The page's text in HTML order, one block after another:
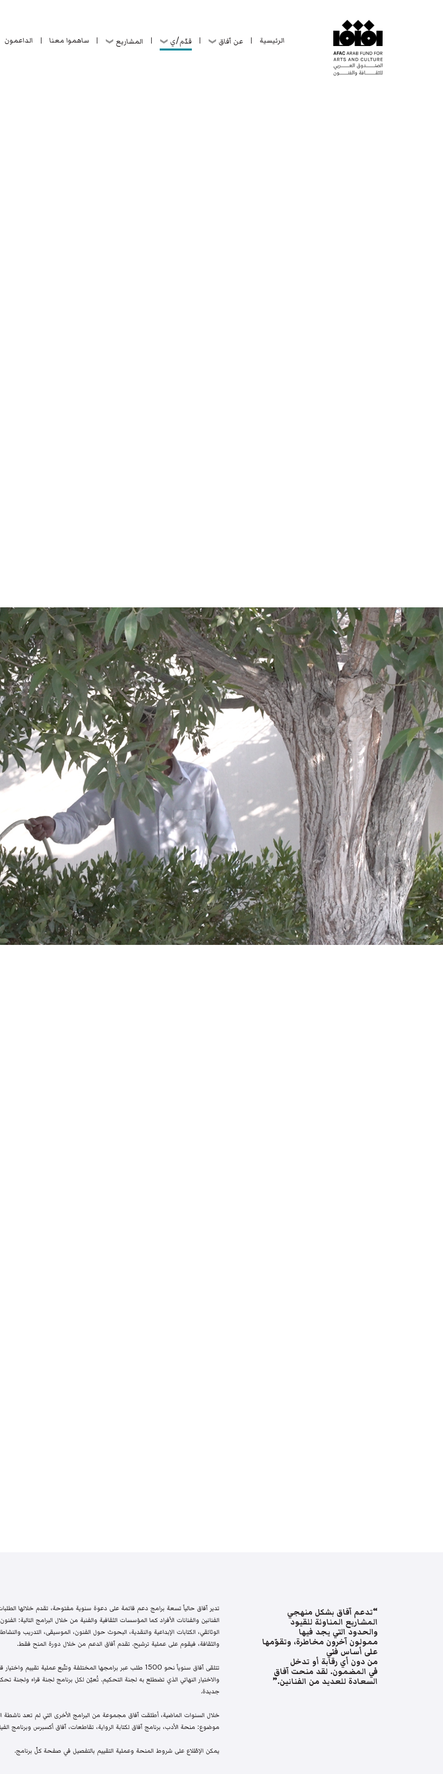
الرئيسية | عن آفاق | قدّم/ي | المشاريع | ساهموا معنا | الداعمون
“تدعم آفاق بشكل منهجي
المشاريع المناوئة للقيود
والحدود التي يجد فيها
ممولون آخرون مخاطرة، وتقوّمها
على أساس فني
من دون أي رقابة أو تدخل
في المضمون. لقد منحت آفاق
السعادة للعديد من الفنانين.”
تدير آفاق حالياً تسعة برامج دعم قائمة على دعوة سنوية مفتوحة، تقدم خلالها
الفنانين والفنانات الأفراد كما المؤسسات الثقافية والفنية من خلال البرامج التالية:
الوثائقي، الكتابات الإبداعية والنقدية، البحوث حول الفنون، الموسيقى، التدريب
والثقافة، فيقوم على عملية ترشيح. تقدم آفاق الدعم من خلال دورة المنح فقط.
تتلقى آفاق سنوياً نحو 1500 طلب عبر برامجها المختلفة وتتّبع عملية
والاختيار النهائي الذي تضطلع به لجنة التحكيم. تُعيّن لكل برنامج لجنة قراء
جديدة.
خلال السنوات الماضية، أطلقت آفاق مجموعة من البرامج الأخرى التي لم تعد ناشطة
موضوع: منحة الأدب، برنامج آفاق لكتابة الرواية، تقاطعات، آفاق أكسبرس وبرنامج
يمكن الإطّلاع على شروط المنحة وعملية التقييم بالتفصيل في صفحة كلّ برنامج.